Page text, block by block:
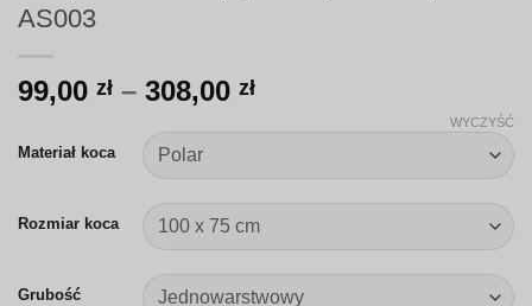
AS003
99,00 zł – 308,00 złZakres
99,00 zł
do
308,00 zł
Materiał koca
Rozmiar koca
Grubość
WYCZYŚĆ